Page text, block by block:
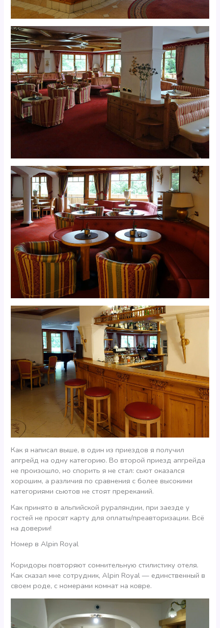
Как я написал выше, в один из приездов я получил
апгрейд на одну категорию. Во второй приезд апгрейда
не произошло, но спорить я не стал: сьют оказался
хорошим, а различия по сравнения с более высокими
категориями сьютов не стоят пререканий.
Как принято в альпийской рураляндии, при заезде у
гостей не просят карту для оплаты/преавторизации. Всё
на доверии!
Номер в Alpin Royal
Коридоры повторяют сомнительную стилистику отеля.
Как сказал мне сотрудник, Alpin Royal — единственный в
своем роде, с номерами комнат на ковре.